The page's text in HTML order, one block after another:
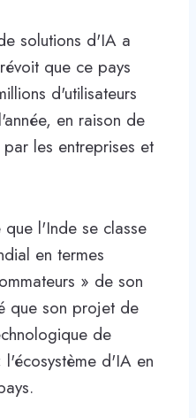
solutions d'IA a
que ce pays
d'utilisateurs
en raison de
les entreprises et
l'Inde se classe
en termes
» de son
que son projet de
de
l'écosystème d'IA en